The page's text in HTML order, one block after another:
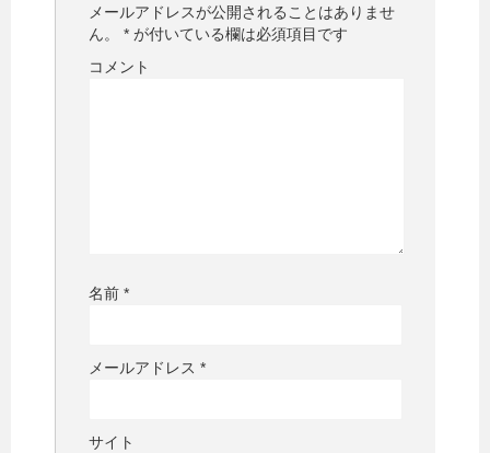
メールアドレスが公開されることはありませ
ん。
* が付いている欄は必須項目です
コメント
名前 *
メールアドレス *
サイト